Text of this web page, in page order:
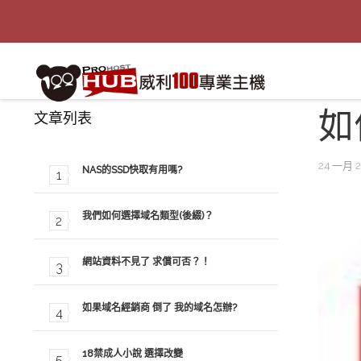
24 一月
文章列表
NAS的SSD快取有用嗎?
我們如何選擇域名類型(後綴)？
網站資料不見了 求償可否？！
如果域名經銷商 倒了 我的域名怎辦?
18禁成人小說 選擇改變